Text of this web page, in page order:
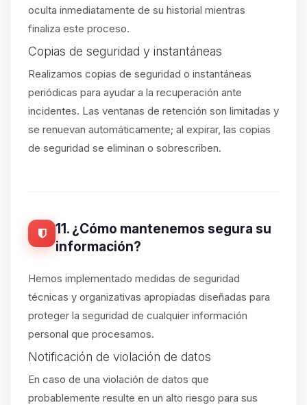
oculta inmediatamente de su historial mientras
finaliza este proceso.
Copias de seguridad y instantáneas
Realizamos copias de seguridad o instantáneas
periódicas para ayudar a la recuperación ante
incidentes. Las ventanas de retención son limitadas y
se renuevan automáticamente; al expirar, las copias
de seguridad se eliminan o sobrescriben.
11. ¿Cómo mantenemos segura su
información?
Hemos implementado medidas de seguridad
técnicas y organizativas apropiadas diseñadas para
proteger la seguridad de cualquier información
personal que procesamos.
Notificación de violación de datos
En caso de una violación de datos que
probablemente resulte en un alto riesgo para sus